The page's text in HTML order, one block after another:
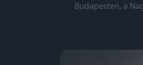
Budapesten, a